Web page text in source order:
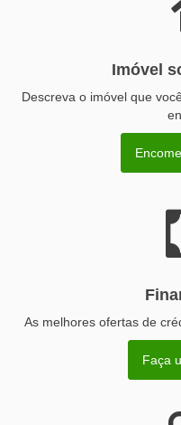
Imóvel
Descreva o imóvel que
As melhores ofertas de
Faça